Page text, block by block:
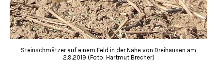
Steinschmätzer auf einem Feld in der Nähe von Dreihausen am
2.9.2019 (Foto: Hartmut Brecher)